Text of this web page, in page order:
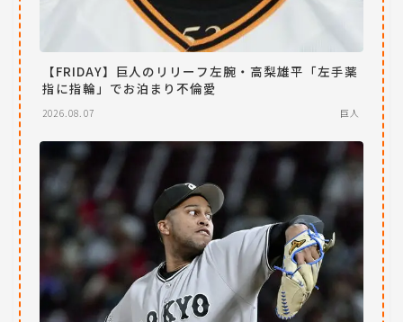
【FRIDAY】巨人のリリーフ左腕・高梨雄平「左手薬
指に指輪」でお泊まり不倫愛
2026.08.07 巨人